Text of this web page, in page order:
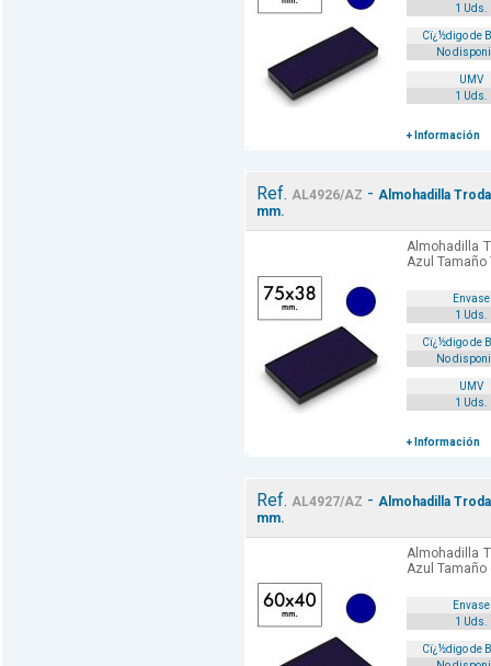
1 Uds.
Cï¿½digo de
No
UMV
1 Uds.
+ Información
Ref. AL4926/AZ - Almohadilla
mm.
Almohadilla
Azul Tamaño
Envase
1 Uds.
Cï¿½digo de
No
UMV
1 Uds.
+ Información
Ref. AL4927/AZ - Almohadilla
mm.
Almohadilla
Azul Tamaño
Envase
1 Uds.
Cï¿½digo de